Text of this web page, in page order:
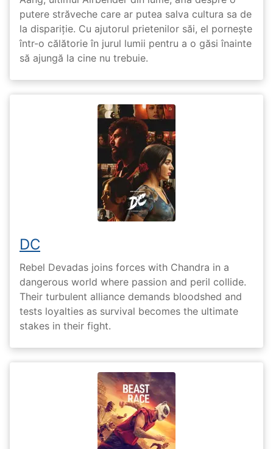
putere străveche care ar putea salva cultura sa de
la dispariție. Cu ajutorul prietenilor săi, el pornește
într-o călătorie în jurul lumii pentru a o găsi înainte
să ajungă la cine nu trebuie.
DC
Rebel Devadas joins forces with Chandra in a
dangerous world where passion and peril collide.
Their turbulent alliance demands bloodshed and
tests loyalties as survival becomes the ultimate
stakes in their fight.